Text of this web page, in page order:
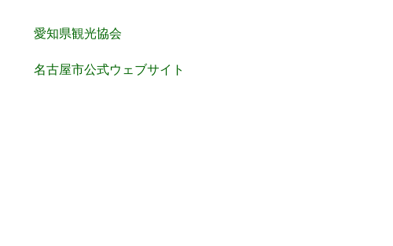
愛知県観光協会
名古屋市公式ウェブサイト